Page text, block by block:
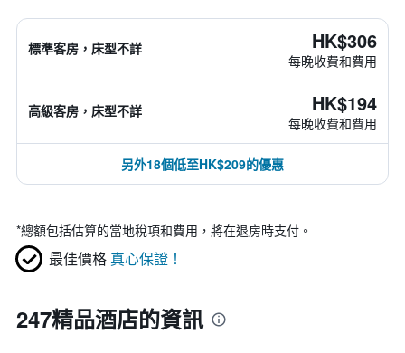
標準客房，床型不詳 HK$306
每晚收費和費用
高級客房，床型不詳 HK$194
每晚收費和費用
另外18個低至HK$209的優惠
*總額包括估算的當地稅項和費用，將在退房時支付。
最佳價格 真心保證！
247精品酒店的資訊